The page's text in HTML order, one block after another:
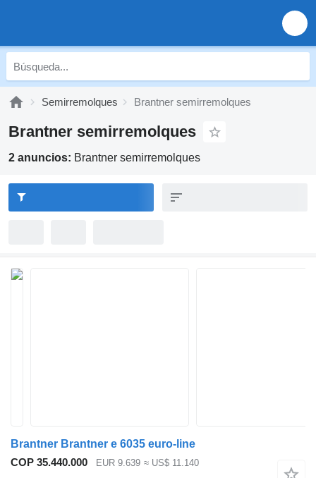
Semirremolques Brantner semirremolques
Brantner semirremolques
2 anuncios: Brantner semirremolques
Brantner Brantner e 6035 euro-line
COP 35.440.000
EUR 9.639 ≈ US$ 11.140